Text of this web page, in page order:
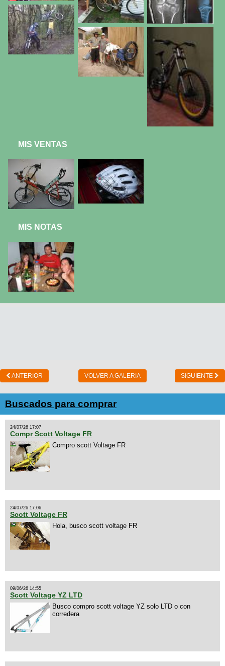
MIS VENTAS
MIS NOTAS
ANTERIOR VOLVER A GALERIA SIGUIENTE
Buscados para comprar
24/07/26 17:07
Compr Scott Voltage FR
Compro scott Voltage FR
24/07/26 17:06
Scott Voltage FR
Hola, busco scott voltage FR
09/06/26 14:55
Scott Voltage YZ LTD
Busco compro scott voltage YZ solo LTD o con
corredera